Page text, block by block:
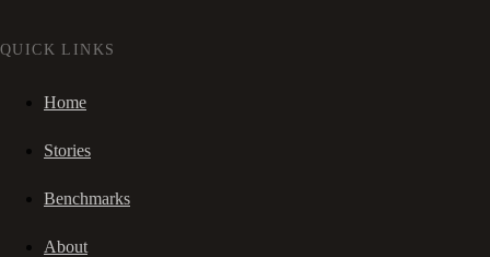
QUICK LINKS
Home
Stories
Benchmarks
About